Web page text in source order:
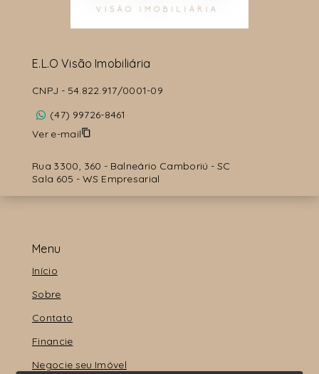
Menu
Início
Sobre
Contato
Financie
Negocie seu Imóvel
E.L.O Visão Imobiliária
CNPJ - 54.822.917/0001-09
(47) 99726-8461
Ver e-mail
Rua 3300, 360 - Balneário Camboriú - SC
Sala 605 - WS Empresarial